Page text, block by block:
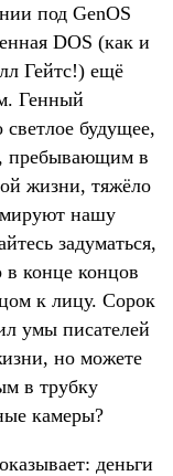
под GenOS
DOS (как и
Гейтс!) ещё
Генный
будущее,
пребывающим в
жизни, тяжёло
нашу
задуматься,
в конце концов
к лицу. Сорок
умы писателей
но можете
в трубку
камеры?
деньги